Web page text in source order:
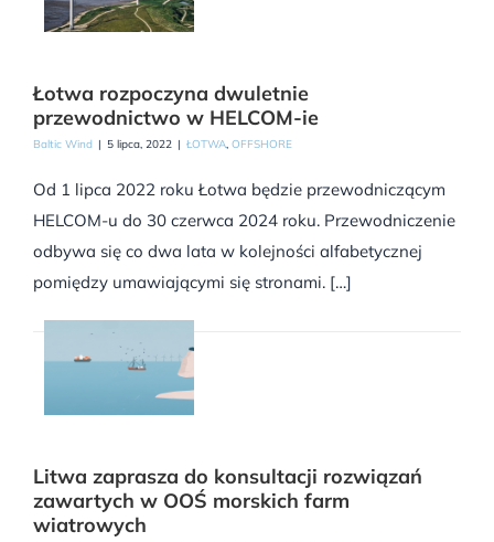
Łotwa rozpoczyna dwuletnie
przewodnictwo w HELCOM-ie
Baltic Wind | 5 lipca, 2022 | ŁOTWA, OFFSHORE
Od 1 lipca 2022 roku Łotwa będzie przewodniczącym
HELCOM-u do 30 czerwca 2024 roku. Przewodniczenie
odbywa się co dwa lata w kolejności alfabetycznej
pomiędzy umawiającymi się stronami. […]
Litwa zaprasza do konsultacji rozwiązań
zawartych w OOŚ morskich farm
wiatrowych